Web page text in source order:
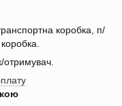
коробка, п/
отримувач.